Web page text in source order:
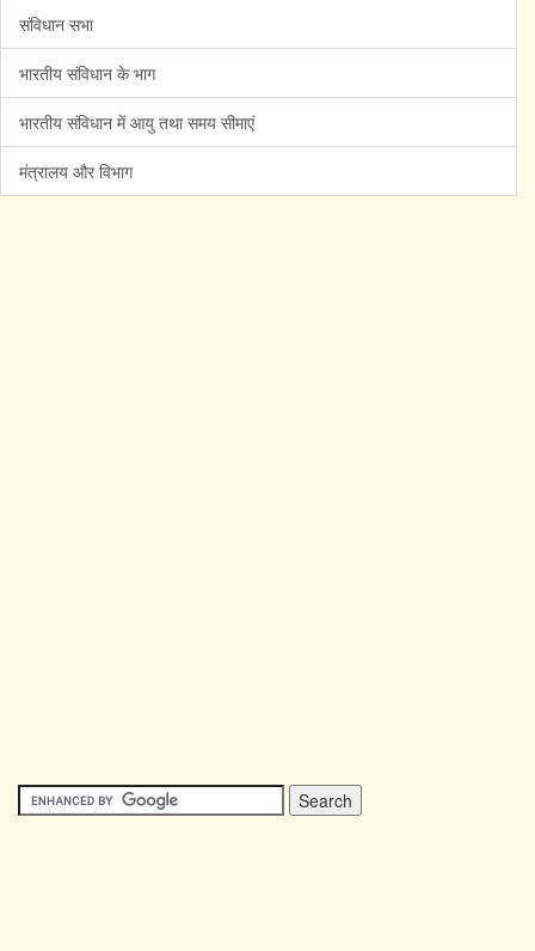
संविधान सभा
भारतीय संविधान के भाग
भारतीय संविधान में आयु तथा समय सीमाएं
मंत्रालय और विभाग